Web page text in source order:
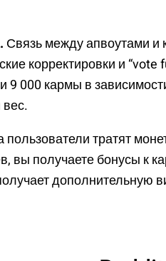
Связь между апвоутами и
корректировки и
9 000 кармы в
пользователи тратят
вы получаете бонусы к
дополнительную